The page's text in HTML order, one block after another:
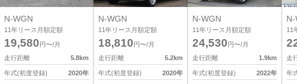
N-WGN
11年リース月額定額
19,580 円〜/月
走行距離
5.8km
年式(初度登録) 2020年
N-WGN
11年リース月額定額
18,810 円〜/月
走行距離
5.2km
年式(初度登録) 2020年
N-WGN
11年リース月額定額
24,530 円〜/月
走行距離
1.9km
年式(初度登録) 2022年
N-
11
走
年